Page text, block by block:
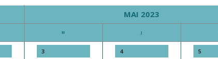
MAI 2023
M J
3 4 5